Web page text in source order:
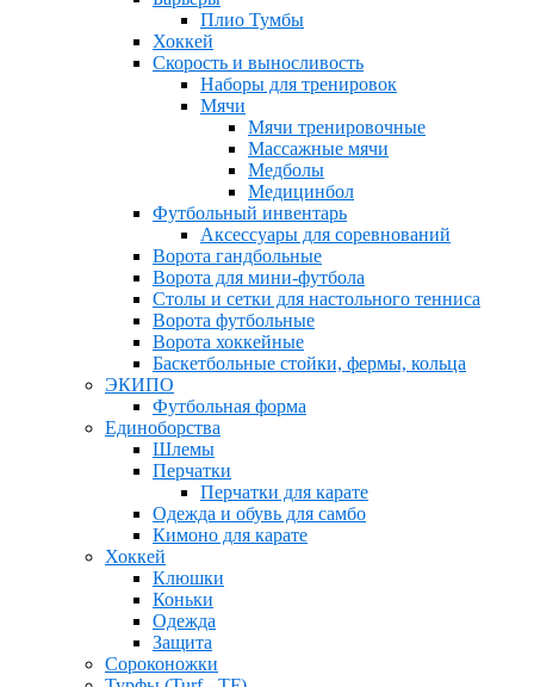
Плио Тумбы
Хоккей
Скорость и выносливость
Наборы для тренировок
Мячи
Мячи тренировочные
Массажные мячи
Медболы
Медицинбол
Футбольный инвентарь
Аксессуары для соревнований
Ворота гандбольные
Ворота для мини-футбола
Столы и сетки для настольного тенниса
Ворота футбольные
Ворота хоккейные
Баскетбольные стойки, фермы, кольца
ЭКИПО
Футбольная форма
Единоборства
Шлемы
Перчатки
Перчатки для карате
Одежда и обувь для самбо
Кимоно для карате
Хоккей
Клюшки
Коньки
Одежда
Защита
Сороконожки